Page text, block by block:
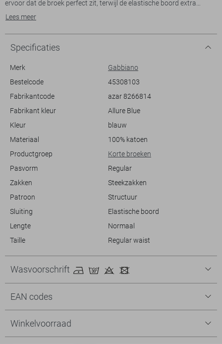
ervoor dat de broek perfect zit, terwijl de elastische boord extra
flexibiliteit biedt. Gemaakt van 100% katoen, voelt de stof zacht aan,
structuurpatroon geven de korte broek een frisse uitstraling, perfect
voor casual gelegenheden.
Met praktische steekzakken is deze korte broek niet alleen modieus,
ontspannen strandwandeling. Combineer de broek met een
eenvoudig T-shirt of een licht overhemd om je look compleet te maken.
Of je nu op zoek bent naar comfort voor een zomerse dag of een
broek biedt je de perfecte balans.
Lees meer
Specificaties
Merk
Gabbiano
Bestelcode
45308103
Fabrikantcode
azar 8266814
Fabrikant kleur
Allure Blue
Kleur
blauw
Materiaal
100% katoen
Productgroep
Korte broeken
Pasvorm
Regular
Zakken
Steekzakken
Patroon
Structuur
Sluiting
Elastische boord
Lengte
Normaal
Taille
Regular waist
Wasvoorschrift
EAN codes
Winkelvoorraad